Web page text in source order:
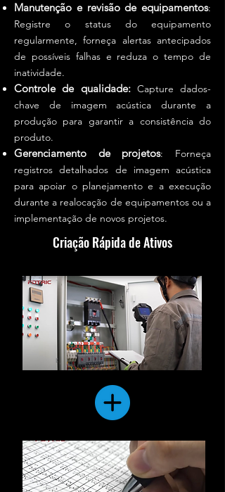
Manutenção e revisão de equipamentos:
Registre o status do equipamento
regularmente, forneça alertas antecipados
de possíveis falhas e reduza o tempo de
inatividade.
Controle de qualidade: Capture dados-
chave de imagem acústica durante a
produção para garantir a consistência do
produto.
Gerenciamento de projetos: Forneça
registros detalhados de imagem acústica
para apoiar o planejamento e a execução
durante a realocação de equipamentos ou a
implementação de novos projetos.
Criação Rápida de Ativos